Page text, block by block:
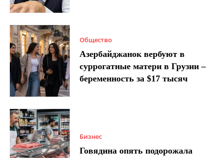
Общество
Азербайджанок вербуют в
суррогатные матери в Грузии –
беременность за $17 тысяч
Бизнес
Говядина опять подорожала